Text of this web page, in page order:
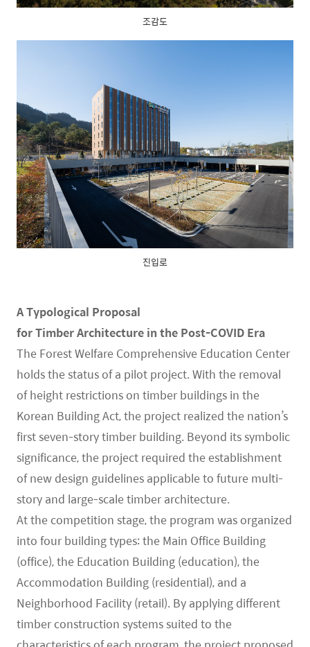
조감도
진입로
A Typological Proposal
for Timber Architecture in the Post-COVID Era
The Forest Welfare Comprehensive Education Center
holds the status of a pilot project. With the removal
of height restrictions on timber buildings in the
Korean Building Act, the project realized the nation’s
first seven-story timber building. Beyond its symbolic
significance, the project required the establishment
of new design guidelines applicable to future multi-
story and large-scale timber architecture.
At the competition stage, the program was organized
into four building types: the Main Office Building
(office), the Education Building (education), the
Accommodation Building (residential), and a
Neighborhood Facility (retail). By applying different
timber construction systems suited to the